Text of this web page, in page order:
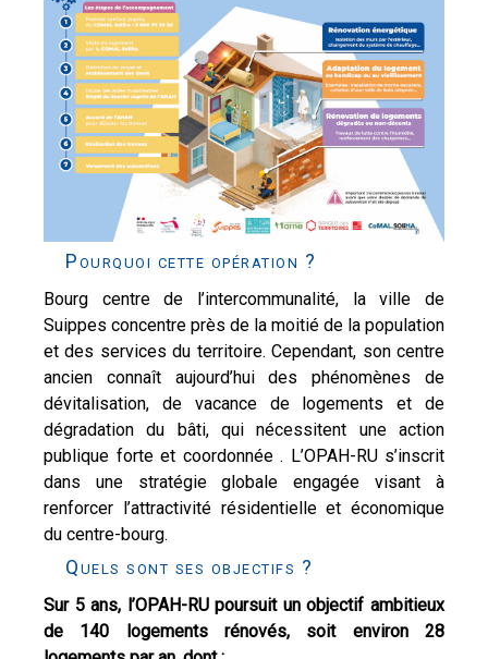
Pourquoi cette opération ?
Bourg centre de l’intercommunalité, la ville de
Suippes concentre près de la moitié de la population
et des services du territoire. Cependant, son centre
ancien connaît aujourd’hui des phénomènes de
dévitalisation, de vacance de logements et de
dégradation du bâti, qui nécessitent une action
publique forte et coordonnée . L’OPAH-RU s’inscrit
dans une stratégie globale engagée visant à
renforcer l’attractivité résidentielle et économique
du centre-bourg.
Quels sont ses objectifs ?
Sur 5 ans, l’OPAH-RU poursuit un objectif ambitieux
de 140 logements rénovés, soit environ 28